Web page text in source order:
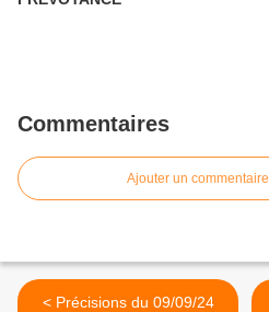
Commentaires
Ajouter un commentaire
< Précisions du 09/09/24